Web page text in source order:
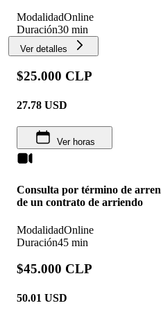
ModalidadOnline
Duración30 min
Ver detalles
$25.000 CLP
27.78 USD
Ver horas
Consulta por término de
de un contrato de arriendo
ModalidadOnline
Duración45 min
$45.000 CLP
50.01 USD